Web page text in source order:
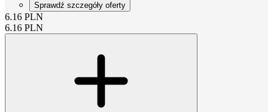
Sprawdź szczegóły oferty
6.16 PLN
6.16 PLN